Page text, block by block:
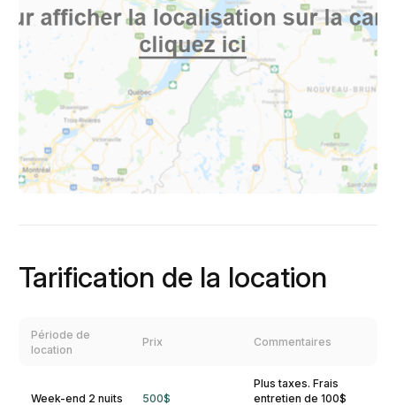
Tarification de la location
Période de
location
Prix Commentaires
Week-end 2 nuits 500$
Plus taxes. Frais
entretien de 100$